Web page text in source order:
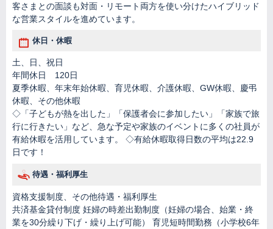
客さまとの面談も対面・リモート両方を使い分けたハイブリッド
な営業スタイルを進めています。
休日・休暇
土、日、祝日
年間休日 120日
夏季休暇、年末年始休暇、育児休暇、介護休暇、GW休暇、慶弔
休暇、その他休暇
◇「子どもが熱を出した」「保護者会に参加したい」「家族で旅
行に行きたい」など、急な予定や家族のイベントに多くの社員が
有給休暇を活用しています。 ◇有給休暇取得日数の平均は22.9
日です！
待遇・福利厚生
資格支援制度、その他待遇・福利厚生
共済基金貸付制度 妊婦の時差出勤制度（妊婦の場合、始業・終
業を30分繰り下げ・繰り上げ可能） 育児短時間勤務（小学校6年